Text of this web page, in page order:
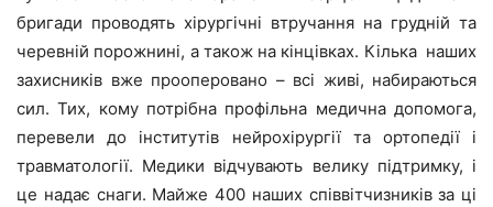
бригади проводять хірургічні втручання на грудній та
черевній порожнині, а також на кінцівках. Кілька наших
захисників вже прооперовано – всі живі, набираються
сил. Тих, кому потрібна профільна медична допомога,
перевели до інститутів нейрохірургії та ортопедії і
травматології. Медики відчувають велику підтримку, і
це надає снаги. Майже 400 наших співвітчизників за ці